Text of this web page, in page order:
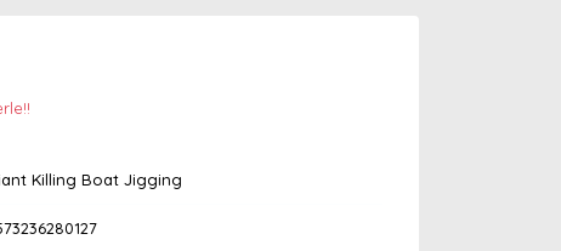
Killing Boat Jigging